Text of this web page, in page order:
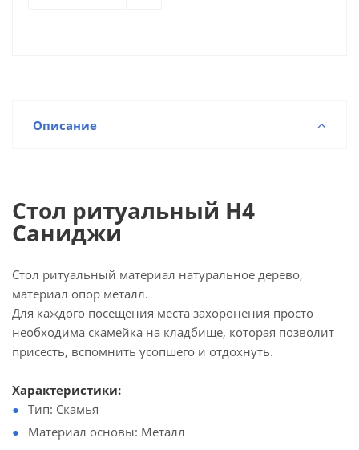
Описание
Стол ритуальный Н4
Саниджи
Стол ритуальный материал натуральное дерево,
материал опор металл.
Для каждого посещения места захоронения просто
необходима скамейка на кладбище, которая позволит
присесть, вспомнить усопшего и отдохнуть.
Характеристики:
Тип: Скамья
Материал основы: Металл